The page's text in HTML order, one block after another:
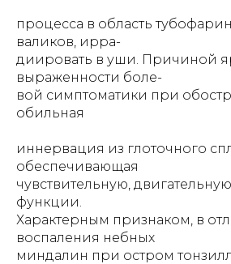
процесса в область
валиков, ирра-
диировать в уши. Причиной
выраженности боле-
вой симптоматики при
обильная
иннервация из глоточного
обеспечивающая
чувствительную,
функции.
Характерным признаком, в
воспаления небных
миндалин при остром